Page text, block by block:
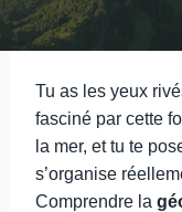
Tu as les yeux
fasciné par cette
la mer, et tu te
s’organise
Comprendre la